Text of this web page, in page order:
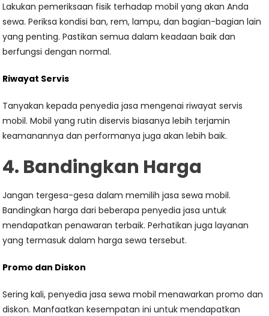
Lakukan pemeriksaan fisik terhadap mobil yang akan Anda
sewa. Periksa kondisi ban, rem, lampu, dan bagian-bagian lain
yang penting. Pastikan semua dalam keadaan baik dan
berfungsi dengan normal.
Riwayat Servis
Tanyakan kepada penyedia jasa mengenai riwayat servis
mobil. Mobil yang rutin diservis biasanya lebih terjamin
keamanannya dan performanya juga akan lebih baik.
4. Bandingkan Harga
Jangan tergesa-gesa dalam memilih jasa sewa mobil.
Bandingkan harga dari beberapa penyedia jasa untuk
mendapatkan penawaran terbaik. Perhatikan juga layanan
yang termasuk dalam harga sewa tersebut.
Promo dan Diskon
Sering kali, penyedia jasa sewa mobil menawarkan promo dan
diskon. Manfaatkan kesempatan ini untuk mendapatkan